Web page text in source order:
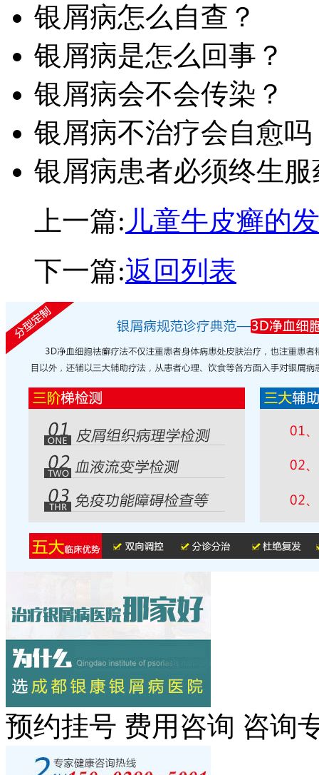
银屑病怎么自查？
银屑病是怎么回事？
银屑病会不会传染？
银屑病不治疗会自愈吗
银屑病患者必须终生
上一篇: 儿童牛皮癣的
下一篇:返回列表
预约挂号 费用咨询 咨询